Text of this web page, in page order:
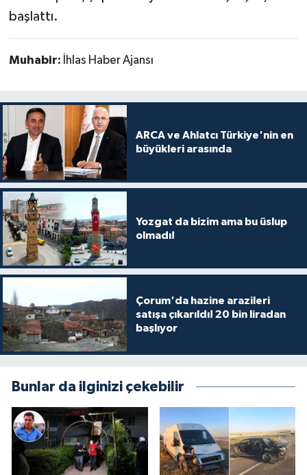
başlattı.
Muhabir: İhlas Haber Ajansı
ARCA ve Ahlatcı Türkiye'nin en
büyükleri arasında
Yozgat da bizim ama bu üslup
olmadı!
Çorum'da hazine arazileri
satışa çıkarıldı! 20 bin liradan
başlıyor
Bunlar da ilginizi çekebilir